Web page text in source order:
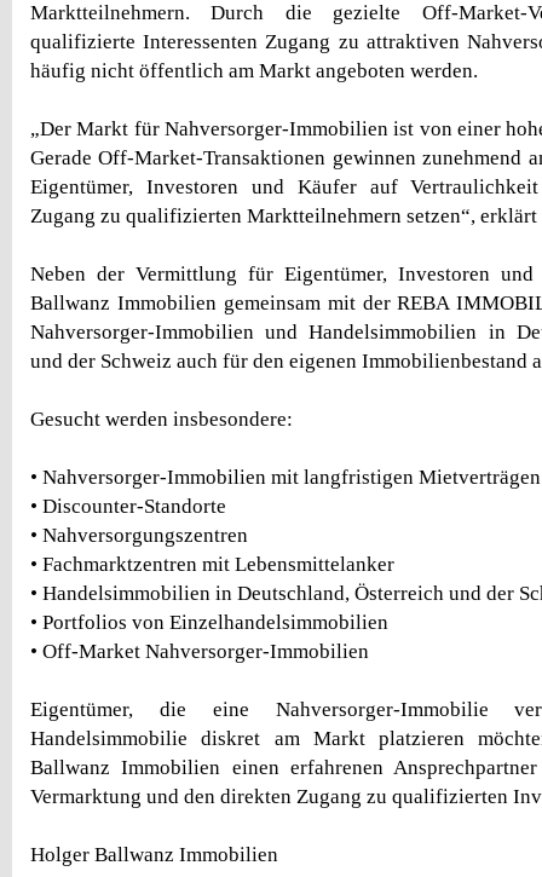
Marktteilnehmern. Durch die gezielte Off-Market-
qualifizierte Interessenten Zugang zu attraktiven
häufig nicht öffentlich am Markt angeboten werden.
„Der Markt für Nahversorger-Immobilien ist von einer
Gerade Off-Market-Transaktionen gewinnen zunehmend
Eigentümer, Investoren und Käufer auf
Zugang zu qualifizierten Marktteilnehmern setzen“,
Neben der Vermittlung für Eigentümer, Investoren
Ballwanz Immobilien gemeinsam mit der REBA
Nahversorger-Immobilien und Handelsimmobilien in
und der Schweiz auch für den eigenen Immobilienbestand
Gesucht werden insbesondere:
• Nahversorger-Immobilien mit langfristigen Mietverträgen
• Discounter-Standorte
• Nahversorgungszentren
• Fachmarktzentren mit Lebensmittelanker
• Handelsimmobilien in Deutschland, Österreich und der
• Portfolios von Einzelhandelsimmobilien
• Off-Market Nahversorger-Immobilien
Eigentümer, die eine Nahversorger-Immobilie
Handelsimmobilie diskret am Markt platzieren
Ballwanz Immobilien einen erfahrenen
Vermarktung und den direkten Zugang zu qualifizierten
Holger Ballwanz Immobilien